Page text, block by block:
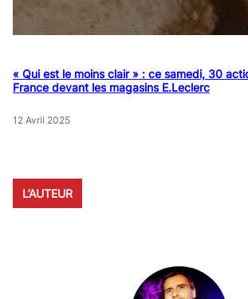
« Qui est le moins clair » : ce samedi, 30
France devant les magasins E.Leclerc
12 Avril 2025
L’AUTEUR